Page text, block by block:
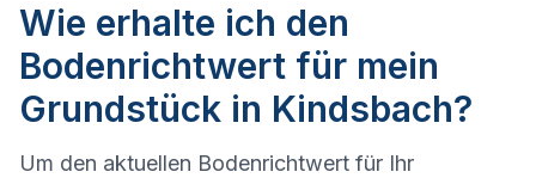
Wie erhalte ich den
Bodenrichtwert für mein
Grundstück in Kindsbach?
Um den aktuellen Bodenrichtwert für Ihr